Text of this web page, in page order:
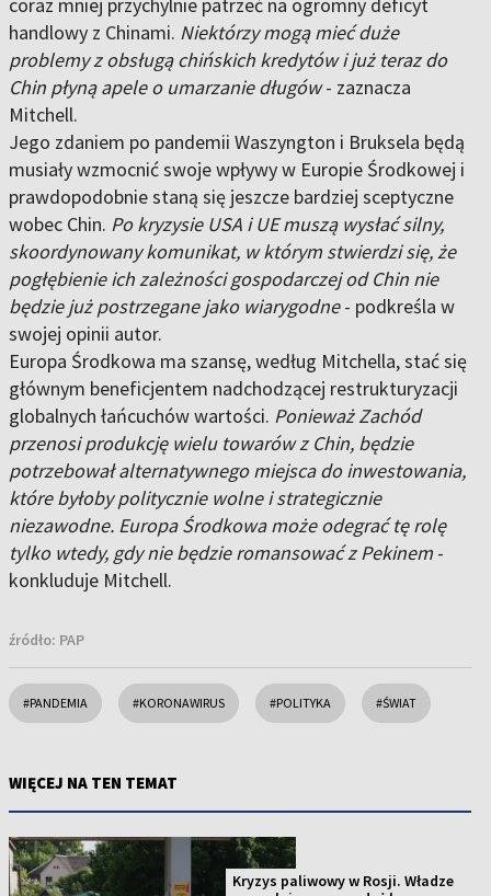
coraz mniej przychylnie patrzeć na ogromny deficyt
handlowy z Chinami. Niektórzy mogą mieć duże
problemy z obsługą chińskich kredytów i już teraz do
Chin płyną apele o umarzanie długów- zaznacza
Mitchell.
Jego zdaniem po pandemii Waszyngton i Bruksela będą
musiały wzmocnić swoje wpływy w Europie Środkowej i
prawdopodobnie staną się jeszcze bardziej sceptyczne
wobec Chin. Po kryzysie USA i UE muszą wysłać silny,
skoordynowany komunikat, w którym stwierdzi się, że
pogłębienie ich zależności gospodarczej od Chin nie
będzie już postrzegane jako wiarygodne- podkreśla w
swojej opinii autor.
Europa Środkowa ma szansę, według Mitchella, stać się
głównym beneficjentem nadchodzącej restrukturyzacji
globalnych łańcuchów wartości. Ponieważ Zachód
przenosi produkcję wielu towarów z Chin, będzie
potrzebował alternatywnego miejsca do inwestowania,
które byłoby politycznie wolne i strategicznie
niezawodne. Europa Środkowa może odegrać tę rolę
tylko wtedy, gdy nie będzie romansować z Pekinem -
konkluduje Mitchell.
źródło: PAP
#PANDEMIA #KORONAWIRUS #POLITYKA #ŚWIAT
WIĘCEJ NA TEN TEMAT
Kryzys paliwowy w Rosji. Władze